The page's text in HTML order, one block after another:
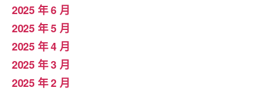
2025 年 6 月
2025 年 5 月
2025 年 4 月
2025 年 3 月
2025 年 2 月